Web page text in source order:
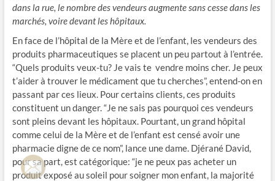
dans la rue, le nombre des vendeurs augmente sans cesse dans les
marchés, voire devant les hôpitaux.
En face de l’hôpital de la Mère et de l’enfant, les vendeurs des
produits pharmaceutiques se placent un peu partout à l’entrée.
“Quels produits veux-tu? Je vais te vendre moins cher. Je peux
t’aider à trouver le médicament que tu cherches”, entend-on en
passant par ces lieux. Pour certains clients, ces produits
constituent un danger. “Je ne sais pas pourquoi ces vendeurs
sont pleins devant les hôpitaux. Pourtant, un grand hôpital
comme celui de la Mère et de l’enfant est censé avoir une
pharmacie digne de ce nom”, lance une dame. Djérané David,
pour sa part, est catégorique: “je ne peux pas acheter un
produit exposé au soleil pour soigner mon enfant, la majorité